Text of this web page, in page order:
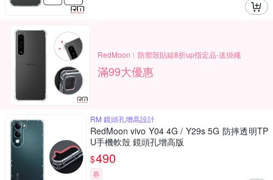
RedMoon︱防禦殼貼組8折up指定品-送掛繩
滿99大優惠
RM 鏡頭孔增高設計
RedMoon vivo Y04 4G / Y29s 5G 防摔透明TP
U手機軟殼 鏡頭孔增高版
$490
券